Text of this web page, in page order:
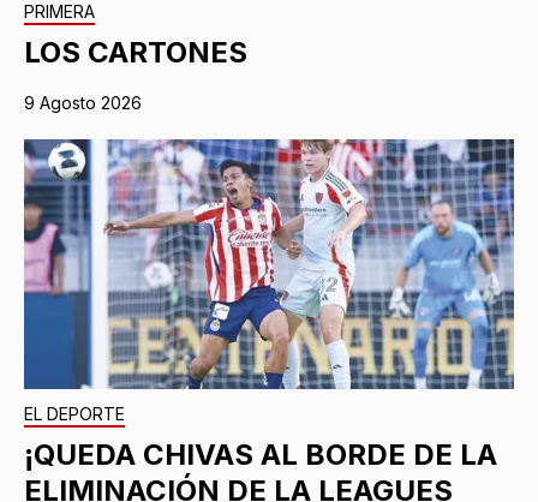
PRIMERA
LOS CARTONES
9 Agosto 2026
EL DEPORTE
¡QUEDA CHIVAS AL BORDE DE LA
ELIMINACIÓN DE LA LEAGUES